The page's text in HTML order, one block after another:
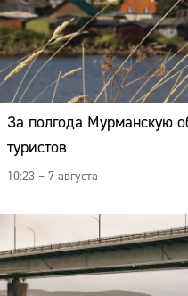
За полгода Мурманскую
туристов
10:23 – 7 августа